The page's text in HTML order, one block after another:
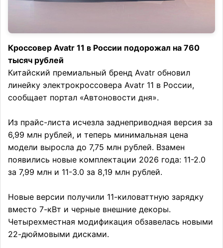
Кроссовер Avatr 11 в России подорожал на 760
тысяч рублей
Китайский премиальный бренд Avatr обновил
линейку электрокроссовера Avatr 11 в России,
сообщает портал «Автоновости дня».
Из прайс-листа исчезла заднеприводная версия за
6,99 млн рублей, и теперь минимальная цена
модели выросла до 7,75 млн рублей. Взамен
появились новые комплектации 2026 года: 11-2.0
за 7,99 млн и 11-3.0 за 8,19 млн рублей.
Новые версии получили 11-киловаттную зарядку
вместо 7-кВт и черные внешние декоры.
Четырехместная модификация обзавелась новыми
22-дюймовыми дисками.